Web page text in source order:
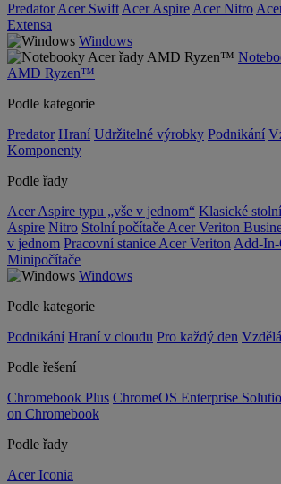
Predator Acer Swift Acer Aspire Acer Nitro
Extensa
Windows
AMD Ryzen™
Podle kategorie
Predator Hraní Udržitelné výrobky Podnikání
Komponenty
Podle řady
Acer Aspire typu „vše v jednom“ Klasické
Aspire Nitro Stolní počítače Acer Veriton
v jednom Pracovní stanice Acer Veriton Add-In-
Minipočítače
Windows
Podle kategorie
Podnikání Hraní v cloudu Pro každý den
Podle řešení
Chromebook Plus ChromeOS Enterprise
on Chromebook
Podle řady
Acer Iconia